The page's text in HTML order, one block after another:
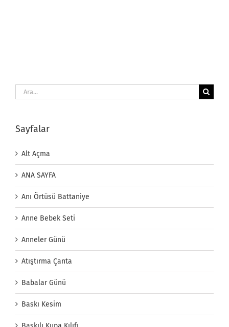
Ara:
Sayfalar
Alt Açma
ANA SAYFA
Anı Örtüsü Battaniye
Anne Bebek Seti
Anneler Günü
Atıştırma Çanta
Babalar Günü
Baskı Kesim